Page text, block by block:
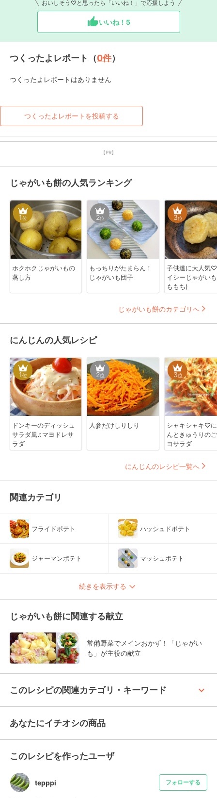
おいしそう♡と思ったら「いいね！」で応援しよう
いいね！ 5
つくったよレポート（0件）
つくったよレポートはありません
つくったよレポートを投稿する
【PR】
じゃがいも餅の人気ランキング
1位
ホクホクじゃがいもの
蒸し方
2位
もっちりがたまらん！
じゃがいも団子
3位
子供達に大人気
イシーじゃがい
ももち)
じゃがいも餅のカテゴリへ
にんじんの人気レシピ
1位
ドンキーのディッシュ
サラダ風♫マヨドレサ
ラダ
2位
人参だけしりしり
3位
シャキシャキ♡
んときゅうりの
ヨサラダ
にんじんのレシピ一覧へ
関連カテゴリ
フライドポテト ハッシュドポテト
ジャーマンポテト マッシュポテト
続きを表示する
じゃがいも餅に関連する献立
常備野菜でメインおかず！「じゃがい
も」が主役の献立
このレシピの関連カテゴリ・キーワード keyboard_arrow_up
あなたにイチオシの商品
このレシピを作ったユーザ
tepppi フォローする